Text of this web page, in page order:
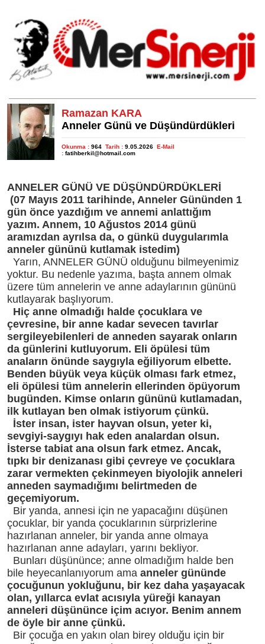
Ramazan KARA
Anneler Günü ve Düşündürdükleri
Okunma : 964 Tarih : 9.05.2026 E-Mail
: fatihberkil@hotmail.com
ANNELER GÜNÜ VE DÜŞÜNDÜRDÜKLERİ
(07 Mayıs 2011 tarihinde, Anneler Gününden 1
gün önce yazdığım ve annemi anlattığım
yazım. Annem, 10 Ağustos 2014 günü
aramızdan ayrılsa da, o günkü duygularımla
anneler gününü kutlamak istedim)
Yarın, ANNELER GÜNÜ olduğunu bilmeyenimiz
yoktur. Bu nedenle yazıma, başta annem olmak
üzere tüm annelerin ve anne adaylarının gününü
kutlayarak başlıyorum.
Hiç anne olmadığı halde çocuklara ve
çevresine, bir anne kadar sevecen tavırlar
sergileyebilenleri de anneden sayarak onların
da günlerini kutluyorum. Eli öpülesi tüm
anaların önünde saygıyla eğiliyorum elbette.
Benden büyük veya küçük olması fark etmez,
eli öpülesi tüm annelerin ellerinden öpüyorum
bugünden. Kimse onların gününü kutlamadan,
ilk kutlayan ben olmak istiyorum çünkü.
İster insan, ister hayvan olsun, yeter ki,
sevgiyi-saygıyı hak eden analardan olsun.
İsterse tabiat ana olsun fark etmez. Ancak,
tıpkı bir denizanası gibi çevreye ve çocuklara
zarar vermekten çekinmeyen biyolojik anneleri
anneden saymadığımı belirtmeden de
geçemiyorum.
Bir yanda, annesi için ne yapacağını düşünen
çocuklar, bir yanda çocuklarının sürprizlerine
hazırlanan anneler, bir yanda anne olmaya
hazırlanan anne adayları, yarını bekliyor.
Bunları düşününce; anne olmadığım halde ben
bile heyecanlanıyorum ama anneler gününde
çocuğunun yokluğunu, bir kez daha yaşayacak
olan, yıllarca evlat acısıyla yüreği kanayan
anneleri düşününce içim acıyor. Benim annem
de öyle bir anne çünkü.
Bir çocuğa en yakın olan birey olduğu için bir